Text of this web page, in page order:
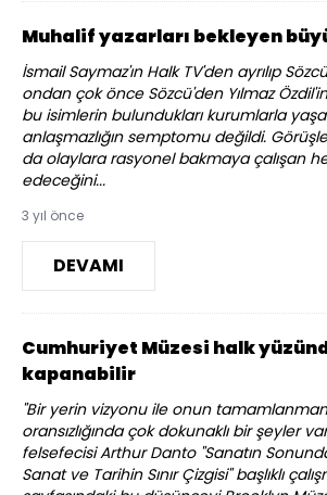
Muhalif yazarları bekleyen
İsmail Saymaz'ın Halk TV'den ayrılıp
ondan çok önce Sözcü'den Yılmaz
bu isimlerin bulundukları kurumlarla
anlaşmazlığın semptomu değildi.
da olaylara rasyonel bakmaya çalışan
edeceğini...
3 yıl önce
DEVAMI
Cumhuriyet Müzesi halk
kapanabilir
"Bir yerin vizyonu ile onun
oransızlığında çok dokunaklı bir şeyler
felsefecisi Arthur Danto "Sanatın
Sanat ve Tarihin Sınır Çizgisi" başlıklı